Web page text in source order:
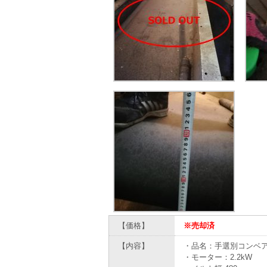
【価格】 ※売却済
【内容】
・品名：手選別コンベ
・モーター：2.2kW